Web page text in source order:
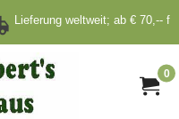
Lieferung weltweit; ab € 70,--
0